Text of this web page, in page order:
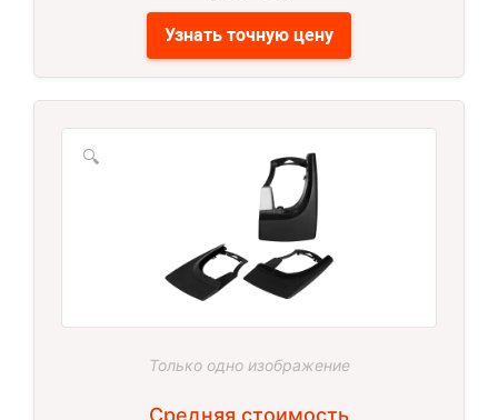
Узнать точную цену
🔍
Только одно изображение
Средняя стоимость